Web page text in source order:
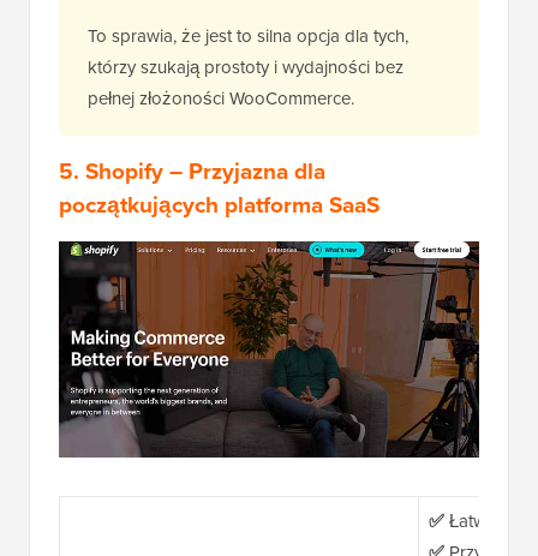
To sprawia, że jest to silna opcja dla tych,
którzy szukają prostoty i wydajności bez
pełnej złożoności WooCommerce.
5. Shopify– Przyjazna dla
początkujących platforma SaaS
✅Łatwa